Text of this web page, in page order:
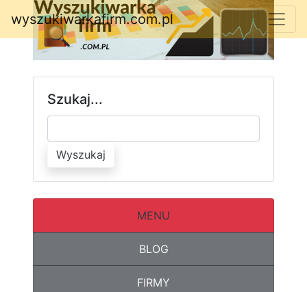
wyszukiwarkafirm.com.pl
Szukaj...
Wyszukaj
MENU
BLOG
FIRMY